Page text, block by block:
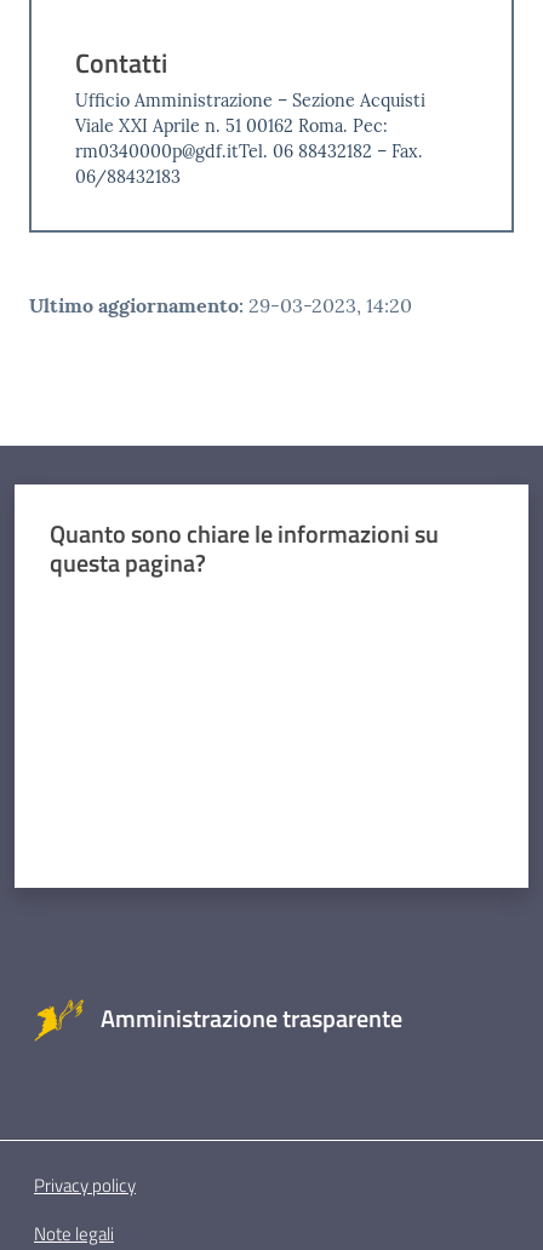
Contatti
Ufficio Amministrazione – Sezione Acquisti
Viale XXI Aprile n. 51 00162 Roma. Pec:
rm0340000p@gdf.itTel. 06 88432182 – Fax.
06/88432183
Ultimo aggiornamento: 29-03-2023, 14:20
Quanto sono chiare le informazioni su
questa pagina?
Amministrazione trasparente
Privacy policy
Note legali